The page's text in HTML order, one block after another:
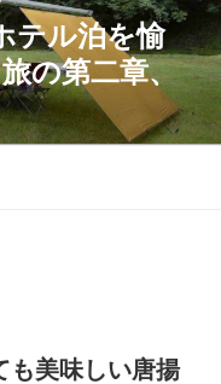
テル泊を愉
の第二章、
も美味しい唐揚